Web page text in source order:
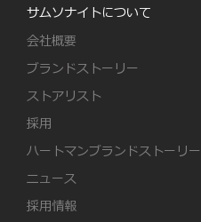
サムソナイトについて
会社概要
ブランドストーリー
ストアリスト
採用
ハートマンブランドストーリー
ニュース
採用情報